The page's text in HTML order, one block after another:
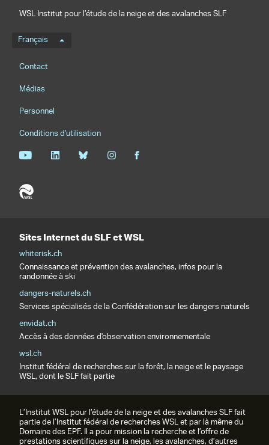
WSL Institut pour l’étude de la neige et des avalanches SLF
Menu de langue
Français
Footernavigation
Contact
Médias
Personnel
Conditions d'utilisation
Sites Internet du SLF et WSL
whiterisk.ch
Connaissance et prévention des avalanches, infos pour la
randonnée à ski
dangers-naturels.ch
Services spécialisés de la Confédération sur les dangers naturels
envidat.ch
Accès à des données d'observation environnementale
wsl.ch
Institut fédéral de recherches sur la forêt, la neige et le paysage
WSL, dont le SLF fait partie
L’Institut WSL pour l’étude de la neige et des avalanches SLF fait
partie de l’Institut fédéral de recherches WSL et par là même du
Domaine des EPF. Il a pour mission la recherche et l’offre de